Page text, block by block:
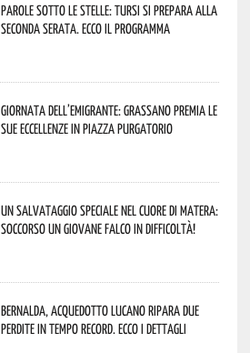
Parole sotto le stelle: Tursi si prepara alla
seconda serata. Ecco il programma
Giornata dell’Emigrante: Grassano premia le
sue eccellenze in Piazza Purgatorio
Un salvataggio speciale nel cuore di Matera:
soccorso un giovane falco in difficoltà!
Bernalda, Acquedotto Lucano ripara due
perdite in tempo record. Ecco i dettagli